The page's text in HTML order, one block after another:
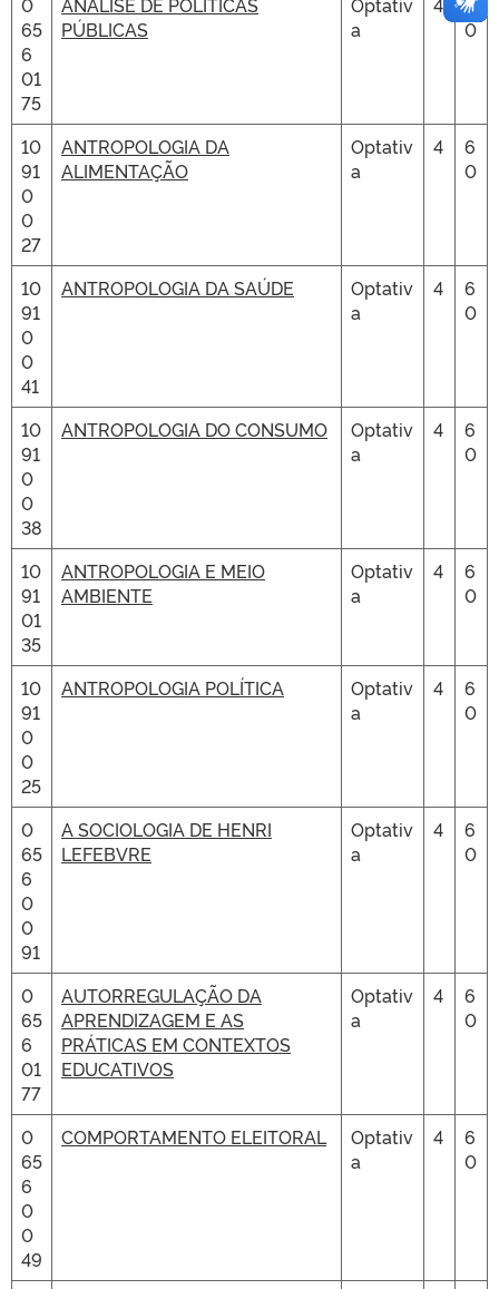
65
6
01
75
PÚBLICAS
a
0
10
91
0
0
27
ANTROPOLOGIA DA
ALIMENTAÇÃO
Optativ
a
4
6
0
10
91
0
0
41
ANTROPOLOGIA DA SAÚDE
Optativ
a
4
6
0
10
91
0
0
38
ANTROPOLOGIA DO CONSUMO
Optativ
a
4
6
0
10
91
01
35
ANTROPOLOGIA E MEIO
AMBIENTE
Optativ
a
4
6
0
10
91
0
0
25
ANTROPOLOGIA POLÍTICA
Optativ
a
4
6
0
0
65
6
0
0
91
A SOCIOLOGIA DE HENRI
LEFEBVRE
Optativ
a
4
6
0
0
65
6
01
77
AUTORREGULAÇÃO DA
APRENDIZAGEM E AS
PRÁTICAS EM CONTEXTOS
EDUCATIVOS
Optativ
a
4
6
0
0
65
6
0
0
49
COMPORTAMENTO ELEITORAL
Optativ
a
4
6
0